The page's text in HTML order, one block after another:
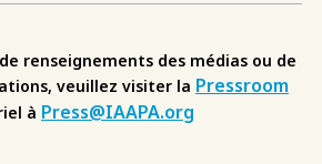
renseignements des médias ou de
veuillez visiter la Pressroom
à Press@IAAPA.org